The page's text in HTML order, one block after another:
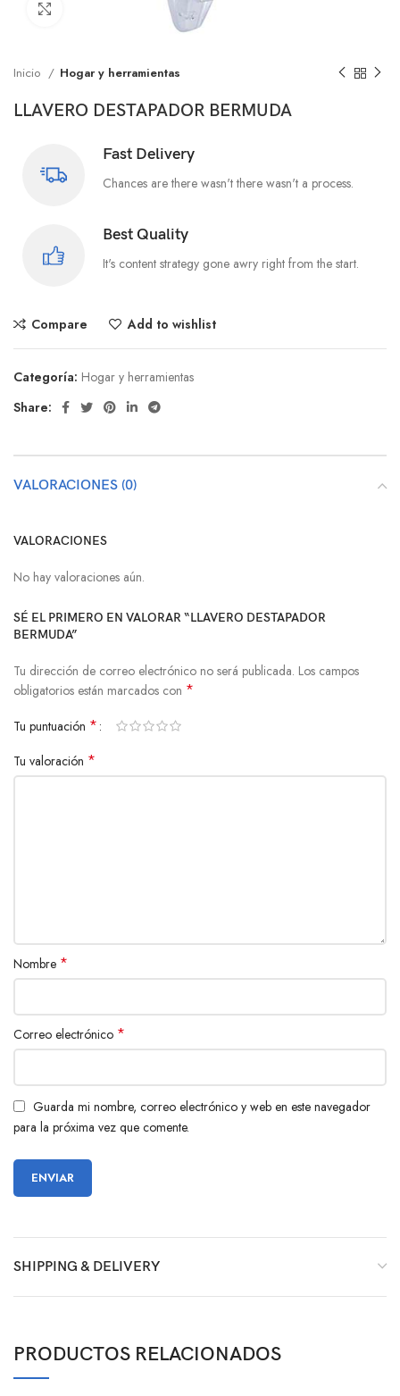
Inicio Hogar y herramientas
LLAVERO DESTAPADOR BERMUDA
Fast Delivery
Chances are there wasn't there wasn't a process.
Best Quality
It's content strategy gone awry right from the start.
Compare Add to wishlist
Categoría: Hogar y herramientas
Share:
VALORACIONES (0)
VALORACIONES
No hay valoraciones aún.
SÉ EL PRIMERO EN VALORAR “LLAVERO DESTAPADOR
BERMUDA”
Tu dirección de correo electrónico no será publicada. Los campos
obligatorios están marcados con *
Tu puntuación *
Tu valoración *
Nombre *
Correo electrónico *
Guarda mi nombre, correo electrónico y web en este navegador
para la próxima vez que comente.
SHIPPING & DELIVERY
PRODUCTOS RELACIONADOS